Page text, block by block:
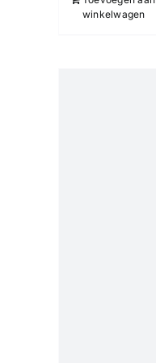
winkelwagen